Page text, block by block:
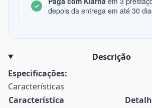
depois da entrega em até 30
Descrição
Especificações:
Características
Característica